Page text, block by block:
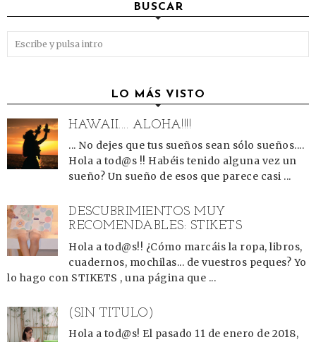
BUSCAR
LO MÁS VISTO
HAWAII.... ALOHA!!!!
... No dejes que tus sueños sean sólo sueños....
Hola a tod@s !! Habéis tenido alguna vez un
sueño? Un sueño de esos que parece casi ...
DESCUBRIMIENTOS MUY
RECOMENDABLES: STIKETS
Hola a tod@s!! ¿Cómo marcáis la ropa, libros,
cuadernos, mochilas... de vuestros peques? Yo
lo hago con STIKETS , una página que ...
(SIN TÍTULO)
Hola a tod@s! El pasado 11 de enero de 2018,